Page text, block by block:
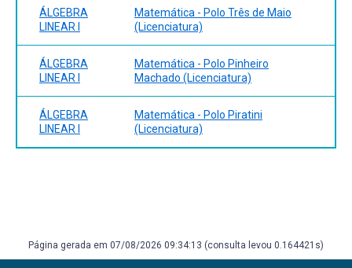
ÁLGEBRA
LINEAR I
Matemática - Polo Três de Maio
(Licenciatura)
ÁLGEBRA
LINEAR I
Matemática - Polo Pinheiro
Machado (Licenciatura)
ÁLGEBRA
LINEAR I
Matemática - Polo Piratini
(Licenciatura)
Página gerada em 07/08/2026 09:34:13 (consulta levou 0.164421s)